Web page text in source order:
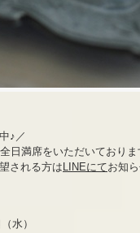
♪／
日満席をいただいており
される方は LINEにてお知
水）